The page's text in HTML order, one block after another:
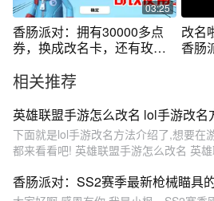
03:25
香肠派对：拥有30000多点
券，换成改名卡，还有玫瑰
改名
香肠
相关推荐
英雄联盟手游怎么改名 lol手游改名
下面就是lol手游改名方法介绍了,想要在
都来看看吧! 英雄联盟手游怎么改名 英
香肠派对：SS2赛季最新枪械瞄具